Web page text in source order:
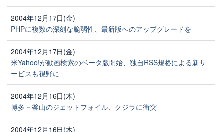
2004年12月17日(金)
PHPに複数の深刻な脆弱性、最新版へのアップグレードを
2004年12月17日(金)
米Yahoo!が動画検索のベータ版開始、独自RSS規格による新サ
ービスも視野に
2004年12月16日(木)
博多－釜山のジェットフォイル、クジラに衝突
2004年12月16日(木)